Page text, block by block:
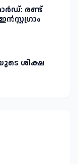
രണ്ട്
ശിക്ഷ